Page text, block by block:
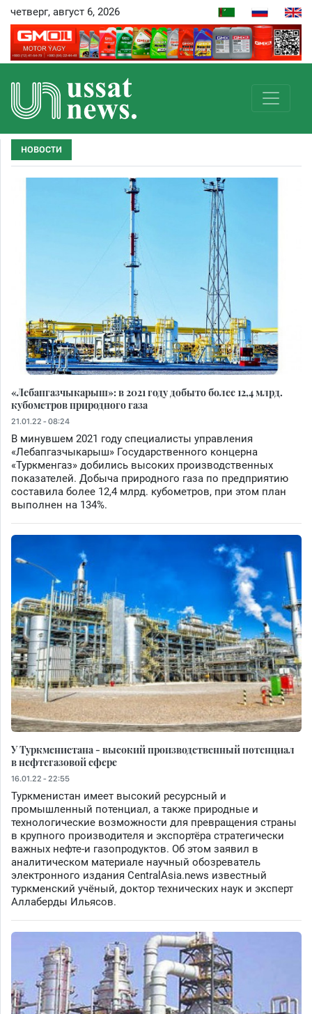
четверг, август 6, 2026
НОВОСТИ
«Лебапгазчыкарыш»: в 2021 году добыто более 12,4 млрд.
кубометров природного газа
21.01.22 - 08:24
В минувшем 2021 году специалисты управления
«Лебапгазчыкарыш» Государственного концерна
«Туркменгаз» добились высоких производственных
показателей. Добыча природного газа по предприятию
составила более 12,4 млрд. кубометров, при этом план
выполнен на 134%.
У Туркменистана - высокий производственный потенциал
в нефтегазовой сфере
16.01.22 - 22:55
Туркменистан имеет высокий ресурсный и
промышленный потенциал, а также природные и
технологические возможности для превращения страны
в крупного производителя и экспортёра стратегически
важных нефте-и газопродуктов. Об этом заявил в
аналитическом материале научный обозреватель
электронного издания CentralAsia.news известный
туркменский учёный, доктор технических наук и эксперт
Аллаберды Ильясов.